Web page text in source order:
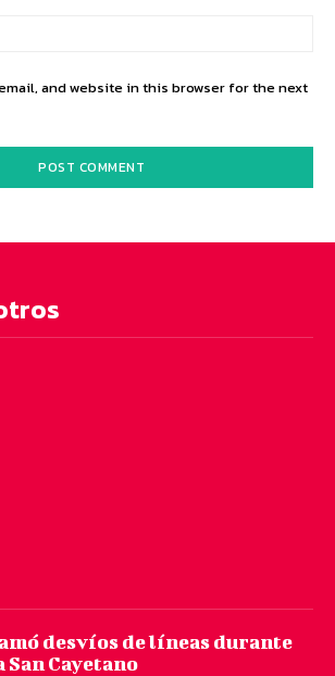
and website in this browser for the next
desvíos de líneas durante
Cayetano